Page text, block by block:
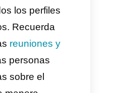
debes
mismo estas
el rol final del